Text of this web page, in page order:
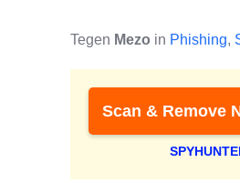
Tegen Mezo in Phishing,
Scan & Remove